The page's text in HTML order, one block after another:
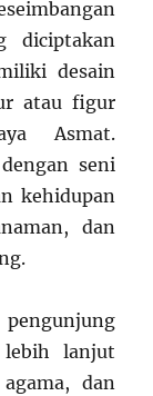
diciptakan
desain
atau figur
Asmat.
seni
kehidupan
dan
lebih lanjut
dan